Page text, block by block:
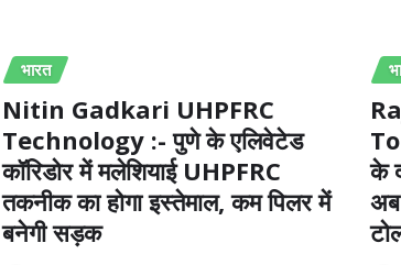
भारत
Nitin Gadkari UHPFRC
Technology :- पुणे के एलिवेटेड
कॉरिडोर में मलेशियाई UHPFRC
तकनीक का होगा इस्तेमाल, कम पिलर में
बनेगी सड़क
के
अब